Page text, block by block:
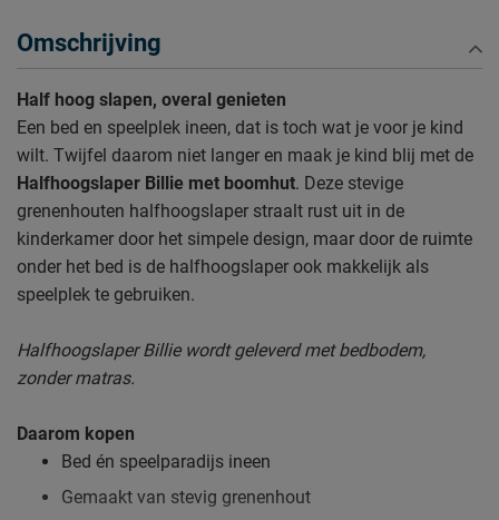
Omschrijving
Half hoog slapen, overal genieten
Een bed en speelplek ineen, dat is toch wat je voor je kind
wilt. Twijfel daarom niet langer en maak je kind blij met de
Halfhoogslaper Billie met boomhut. Deze stevige
grenenhouten halfhoogslaper straalt rust uit in de
kinderkamer door het simpele design, maar door de ruimte
onder het bed is de halfhoogslaper ook makkelijk als
speelplek te gebruiken.
Halfhoogslaper Billie wordt geleverd met bedbodem,
zonder matras.
Daarom kopen
Bed én speelparadijs ineen
Gemaakt van stevig grenenhout